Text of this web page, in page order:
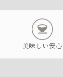
美味しい安心